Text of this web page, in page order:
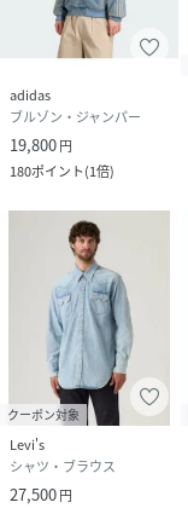
adidas
ブルゾン・ジャンパー
19,800円
180ポイント(1倍)
クーポン対象
Levi's
シャツ・ブラウス
27,500円